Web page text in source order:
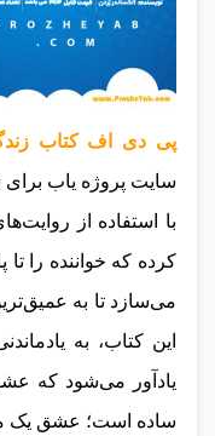
پی دی اف کتاب
سایت پروژه یاب
با استفاده از
کرده که خواننده را تا
می‌سازد تا به
این کتاب، به
یادآور می‌شود که
ساده است؛ عشق یک